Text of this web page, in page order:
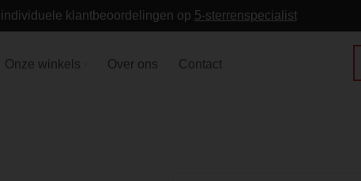
klantbeoordelingen op 5-sterrenspecialist
Onze winkels Over ons Contact